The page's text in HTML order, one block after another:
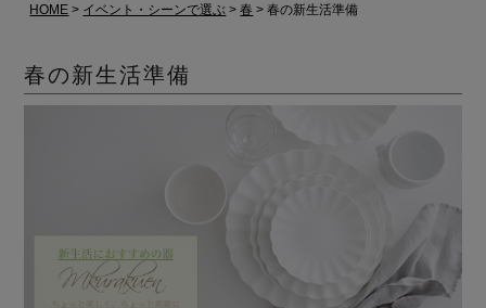
HOME イベント・シーンで選ぶ 春 春の新生活準備
春の新生活準備